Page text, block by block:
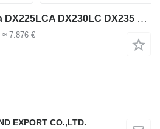
Doosan DL06 motor za DX225LCA DX230LC DX235 bagera
≈ 7.876 €
EXPORT CO.,LTD.